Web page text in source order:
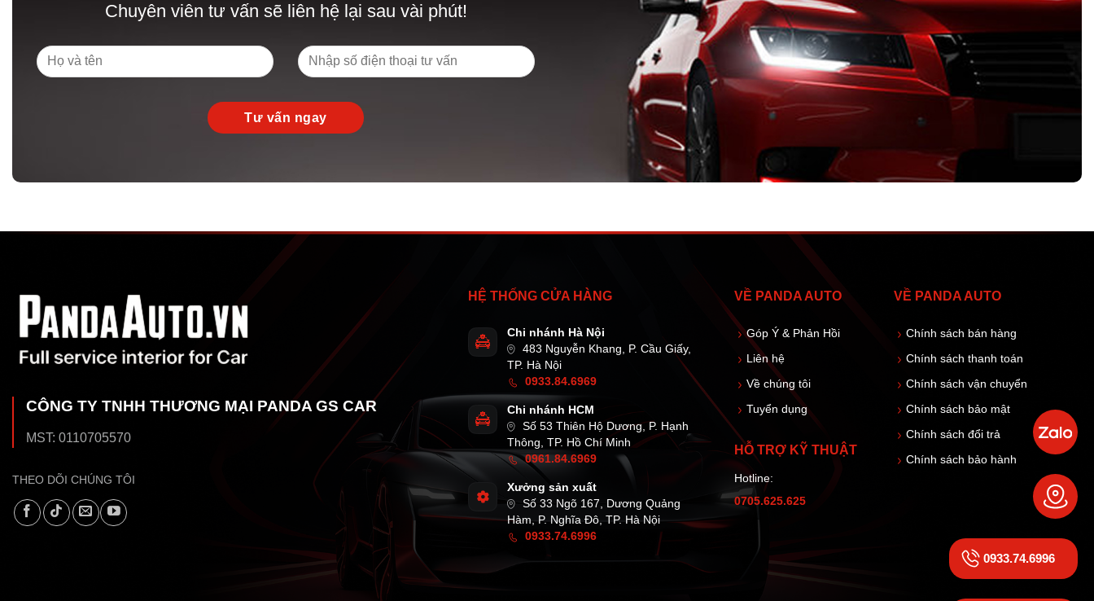
Chuyên viên tư vấn sẽ liên hệ lại sau vài phút!
CÔNG TY TNHH THƯƠNG MẠI PANDA GS CAR
MST: 0110705570
THEO DÕI CHÚNG TÔI
HỆ THỐNG CỬA HÀNG
Chi nhánh Hà Nội
483 Nguyễn Khang, P. Cầu Giấy,
TP. Hà Nội
0933.84.6969
Chi nhánh HCM
Số 53 Thiên Hộ Dương, P. Hạnh
Thông, TP. Hồ Chí Minh
0961.84.6969
Xưởng sản xuất
Số 33 Ngõ 167, Dương Quảng
Hàm, P. Nghĩa Đô, TP. Hà Nội
0933.74.6996
VỀ PANDA AUTO
Góp Ý & Phản Hồi
Liên hệ
Về chúng tôi
Tuyển dụng
HỖ TRỢ KỸ THUẬT
Hotline:
0705.625.625
VỀ PANDA AUTO
Chính sách bán hàng
Chính sách thanh toán
Chính sách vận chuyển
Chính sách bảo mật
Chính sách đổi trả
Chính sách bảo hành
0933.74.6996